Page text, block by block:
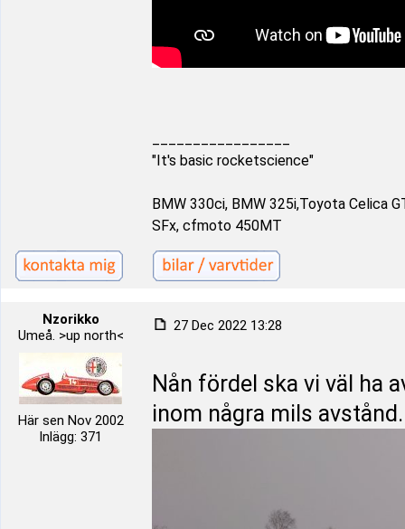
"It's basic rocketscience"
BMW 330ci, BMW 325i,Toyota Celica
SFx, cfmoto 450MT
Nzorikko
Umeå. >up north<
Här sen Nov 2002
Inlägg: 371
27 Dec 2022 13:28
Nån fördel ska vi väl ha
inom några mils